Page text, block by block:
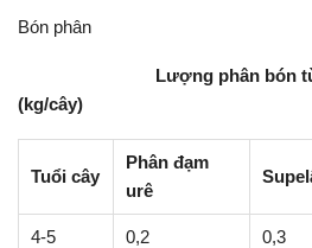
Bón phân
Lượng phân bón tù
(kg/cây)
Tuổi cây
Phân đạm
urê
4-5 0,2 0,3